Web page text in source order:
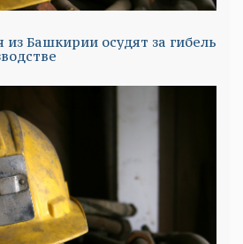
Башкирии осудят за гибель